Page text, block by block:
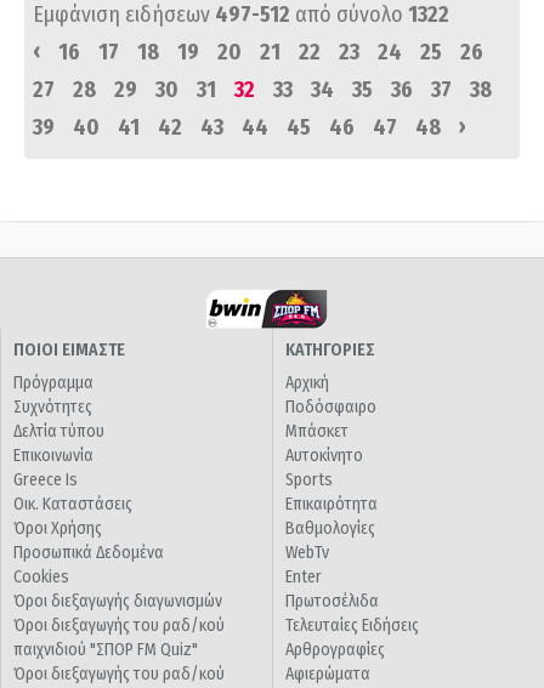
Εμφάνιση ειδήσεων 497-512 από σύνολο 1322
‹
16 17 18 19 20 21 22 23 24 25
26
27
28 29 30 31 32 33 34 35 36 37
38
39
40 41 42 43 44 45 46 47 48 ›
ΠΟΙΟΙ ΕΙΜΑΣΤΕ
Πρόγραμμα
Συχνότητες
Δελτία τύπου
Επικοινωνία
Greece Is
Οικ. Καταστάσεις
Όροι Χρήσης
Προσωπικά Δεδομένα
Cookies
Όροι διεξαγωγής διαγωνισμών
Όροι διεξαγωγής του ραδ/κού
παιχνιδιού "ΣΠΟΡ FM Quiz"
Όροι διεξαγωγής του ραδ/κού
ΚΑΤΗΓΟΡΙΕΣ
Αρχική
Ποδόσφαιρο
Μπάσκετ
Αυτοκίνητο
Sports
Επικαιρότητα
Βαθμολογίες
WebTv
Enter
Πρωτοσέλιδα
Τελευταίες Ειδήσεις
Αρθρογραφίες
Αφιερώματα